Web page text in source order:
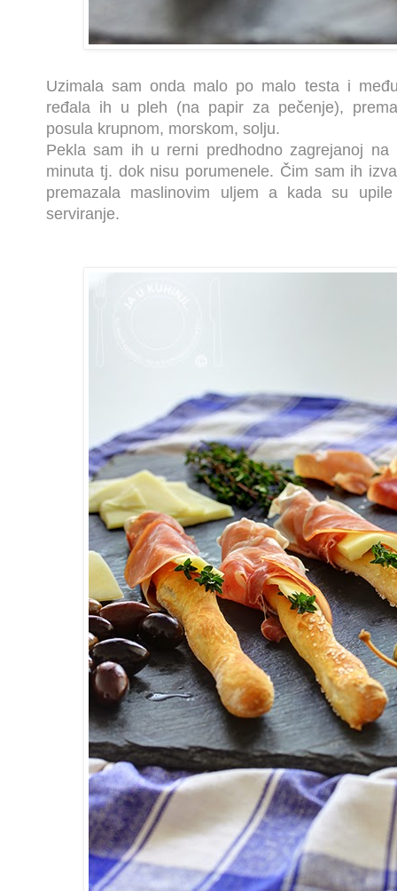
Uzimala sam onda malo po malo testa i
ređala ih u pleh (na papir za pečenje),
posula krupnom, morskom, solju.
Pekla sam ih u rerni predhodno zagrejanoj na
minuta tj. dok nisu porumenele. Čim sam ih
premazala maslinovim uljem a kada su
serviranje.